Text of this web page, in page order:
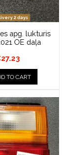
2 days
apg. lukturis
OE daļa
TO CART